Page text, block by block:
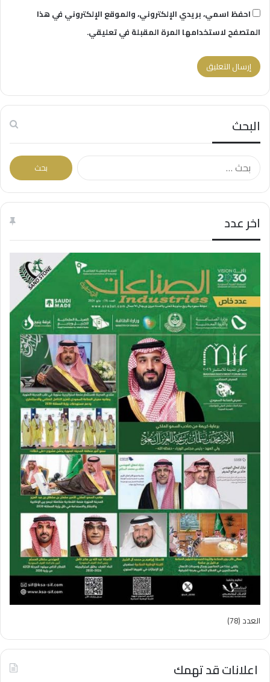
احفظ اسمي، بريدي الإلكتروني، والموقع الإلكتروني في هذا
المتصفح لاستخدامها المرة المقبلة في تعليقي.
البحث
البحث
عن:
اخر عدد
العدد (78)
اعلانات قد تهمك